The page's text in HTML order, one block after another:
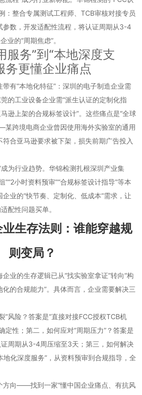
：整合专属测试工程师、TCB审核对接专员
参数，开发适配性流程，将认证周期从3-4
业的“周期焦虑”。
服务”到“本地深度支
务更懂企业痛点
有“本地化特征”：深圳的电子制造企业需
的工业设备企业需“派生认证的定制化指
逊上架的合规标签设计”。这些痛点是“全球
跨境电商企业曾因使用海外实验室的通用
合亚马逊要求被下架，损失前期广告投入
为行业趋势。华锦检测扎根深圳产业集
”“2小时资料预审”“合规标签设计指导”等本
业的“快节奏、定制化、低成本”需求，让
配性问题买单。
生存法则：谁能穿越规
则变局？
业的生存逻辑已从“找实验室拿证”转向“构
的合规能力”。具体而言，企业需要解决三
”风险？答案是“直接对接FCC授权TCB机
定性；第二，如何应对“周期压力”？答案是
证周期从3-4周压缩至3天；第三，如何解决
地化深度服务”，从资料预审到合规指导，全
方向——找到一家“懂中国企业痛点、有抗风